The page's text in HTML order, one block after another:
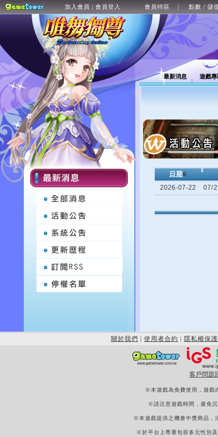
加入會員 | 會員登入 會員特區 點數 / 儲
最新消息 遊戲
日期 6
2026-07-22
07/
關於我們 | 使用者合約 | 隱私權保護
客戶問題
※本遊戲為免費使用，遊戲
※請注意遊戲時間，避免
※本遊戲提供之機會中獎商品，
※於平台上尊重包容多元性別